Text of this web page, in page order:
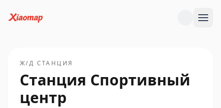
Ж/Д СТАНЦИЯ
Станция Спортивный
центр